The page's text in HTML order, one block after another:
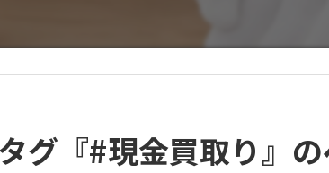
タグ『#現金買取り』